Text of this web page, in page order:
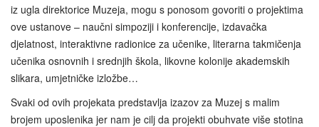
iz ugla direktorice Muzeja, mogu s ponosom govoriti o projektima
ove ustanove – naučni simpoziji i konferencije, izdavačka
djelatnost, interaktivne radionice za učenike, literarna takmičenja
učenika osnovnih i srednjih škola, likovne kolonije akademskih
slikara, umjetničke izložbe…
Svaki od ovih projekata predstavlja izazov za Muzej s malim
brojem uposlenika jer nam je cilj da projekti obuhvate više stotina